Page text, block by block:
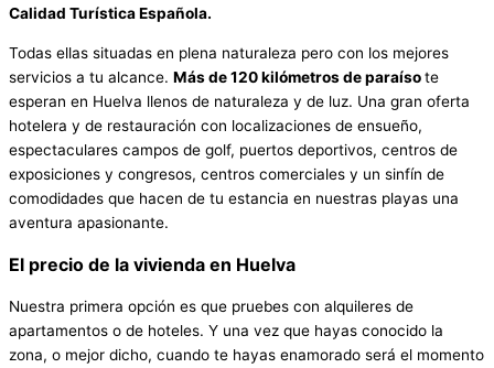
Calidad Turística Española.
Todas ellas situadas en plena naturaleza pero con los mejores
servicios a tu alcance. Más de 120 kilómetros de paraísote
esperan en Huelva llenos de naturaleza y de luz. Una gran oferta
hotelera y de restauración con localizaciones de ensueño,
espectaculares campos de golf, puertos deportivos, centros de
exposiciones y congresos, centros comerciales y un sinfín de
comodidades que hacen de tu estancia en nuestras playas una
aventura apasionante.
El precio de la vivienda en Huelva
Nuestra primera opción es que pruebes con alquileres de
apartamentos o de hoteles. Y una vez que hayas conocido la
zona, o mejor dicho, cuando te hayas enamorado será el momento